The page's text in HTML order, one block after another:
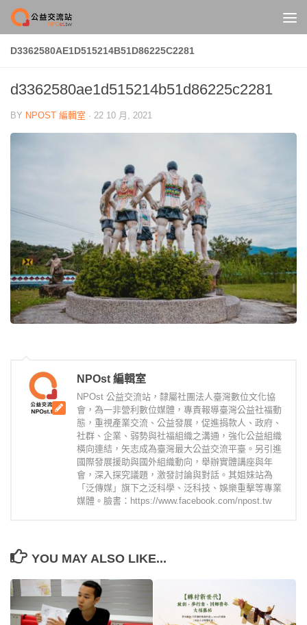
Skip to content
D3362580AE1D515214B51D86225C2281
d3362580ae1d515214b51d86225c2281
BY NPOST 編輯室 · 22 10 月, 2021
NPOst 編輯室
NPOst 公益交流站，隸屬社團法人臺灣數位文化協
會，為一非營利數位媒體，專責報導臺灣公益社福動
態，重視產業交流、公益發展，促進捐款人、政府、
社群、企業、弱勢與社福組織之溝通，強化公益組織
橫向連結，矢志成為臺灣最大公益交流平臺。另引進
國際發展援助與國外組織動向，舉辦實體講座與年
會，深入探究議題，激發討論與對話。其姐妹站為
「泛傳媒」旗下之泛科學、泛科技、娛樂重擊等專業
媒體。臉書：https://www.facebook.com/npost.tw
YOU MAY ALSO LIKE...